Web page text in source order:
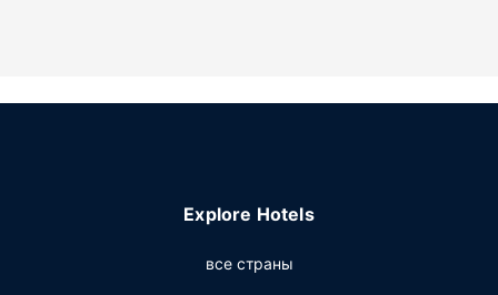
Расслабьтесь в спа-центре, который предлагает
Зайдите в ресторан или кофейня/кафе, предлагающий
Explore Hotels
все страны